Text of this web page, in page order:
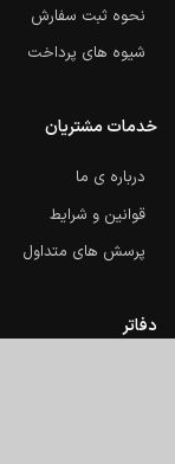
نحوه ثبت سفارش
شیوه های پرداخت
خدمات مشتریان
درباره ی ما
قوانین و شرایط
پرسش های متداول
دفاتر